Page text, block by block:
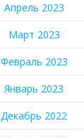
Апрель 2023
Март 2023
Февраль 2023
Январь 2023
Декабрь 2022